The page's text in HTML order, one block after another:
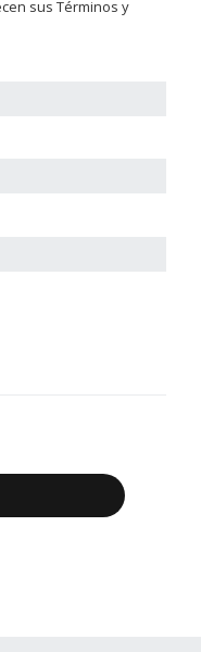
sus Términos y